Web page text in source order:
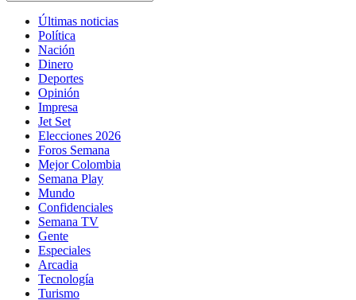
Últimas noticias
Política
Nación
Dinero
Deportes
Opinión
Impresa
Jet Set
Elecciones 2026
Foros Semana
Mejor Colombia
Semana Play
Mundo
Confidenciales
Semana TV
Gente
Especiales
Arcadia
Tecnología
Turismo